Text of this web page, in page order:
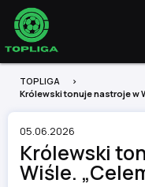
TOPLIGA
Królewski tonuje nastroje w
05.06.2026
Królewski
Wiśle.